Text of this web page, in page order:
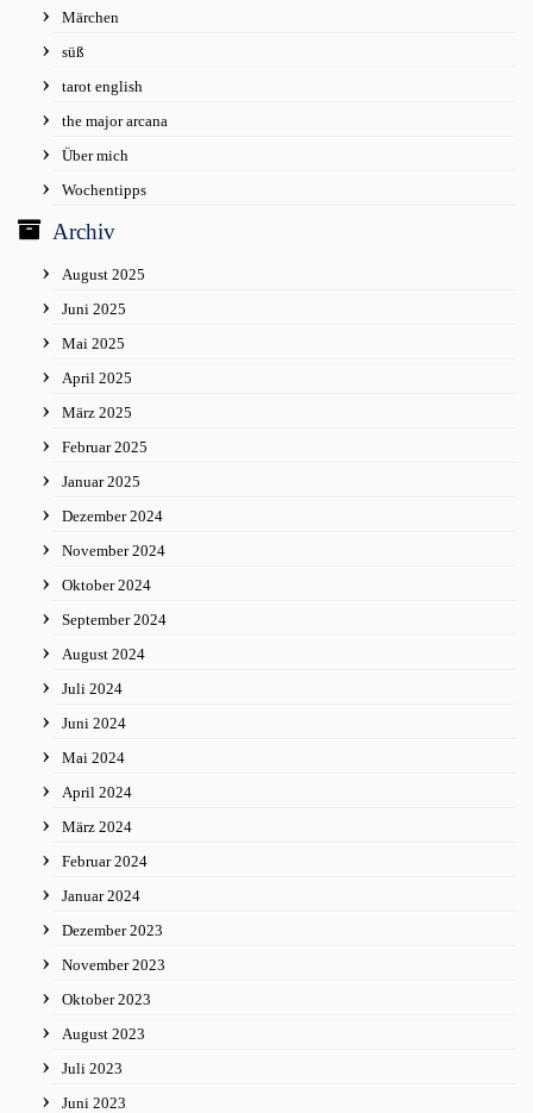
Märchen
süß
tarot english
the major arcana
Über mich
Wochentipps
Archiv
August 2025
Juni 2025
Mai 2025
April 2025
März 2025
Februar 2025
Januar 2025
Dezember 2024
November 2024
Oktober 2024
September 2024
August 2024
Juli 2024
Juni 2024
Mai 2024
April 2024
März 2024
Februar 2024
Januar 2024
Dezember 2023
November 2023
Oktober 2023
August 2023
Juli 2023
Juni 2023